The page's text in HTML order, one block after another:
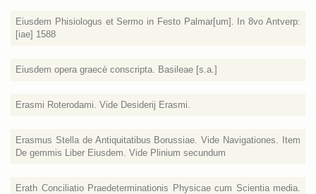
Eiusdem Phisiologus et Sermo in Festo Palmar[um]. In 8vo Antverp:
[iae] 1588
Eiusdem opera graecè conscripta. Basileae [s.a.]
Erasmi Roterodami. Vide Desiderij Erasmi.
Erasmus Stella de Antiquitatibus Borussiae. Vide Navigationes. Item
De gemmis Liber Eiusdem. Vide Plinium secundum
Erath Conciliatio Praedeterminationis Physicae cum Scientia media.